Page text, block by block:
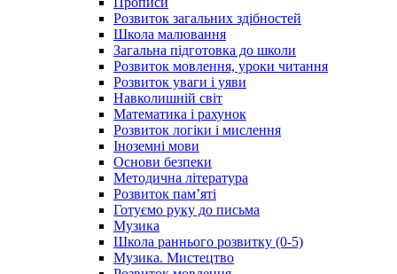
Розвиток загальних здібностей
Школа малювання
Загальна підготовка до школи
Розвиток мовлення, уроки читання
Розвиток уваги і уяви
Навколишній світ
Математика і рахунок
Розвиток логіки і мислення
Іноземні мови
Основи безпеки
Методична література
Розвиток пам’яті
Готуємо руку до письма
Музика
Школа раннього розвитку (0-5)
Музика. Мистецтво